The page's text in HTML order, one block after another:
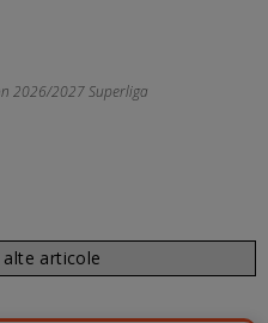
2026/2027 Superliga
articole